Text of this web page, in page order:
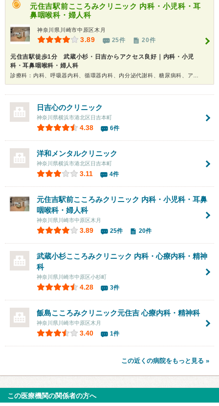
元住吉駅前こころみクリニック 内科・小児科・耳
鼻咽喉科・婦人科
神奈川県川崎市中原区木月
3.89 25件 20件
元住吉駅徒歩1分 武蔵小杉・日吉からアクセス良好｜内科・小児
科・耳鼻咽喉科・婦人科
日吉心のクリニック
神奈川県横浜市港北区日吉本町
4.38 6件
洋和メンタルクリニック
神奈川県横浜市港北区日吉本町
3.11 4件
元住吉駅前こころみクリニック 内科・小児科・耳鼻
咽喉科・婦人科
神奈川県川崎市中原区木月
3.89 25件 20件
武蔵小杉こころみクリニック 内科・心療内科・精神
科
神奈川県川崎市中原区小杉町
4.28 3件
飯島こころみクリニック元住吉 心療内科・精神科
神奈川県川崎市中原区木月
3.40 1件
この近くの病院をもっと見る »
この医療機関の関係者の方へ